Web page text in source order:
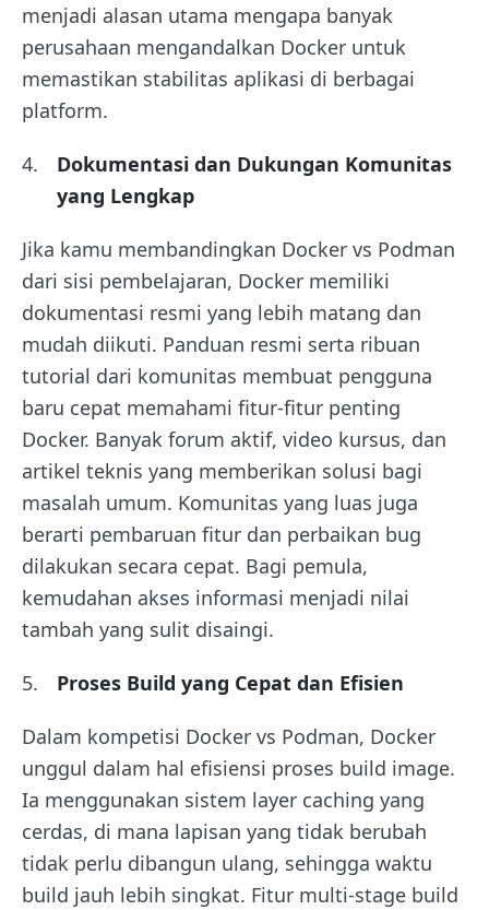
menjadi alasan utama mengapa banyak
perusahaan mengandalkan Docker untuk
memastikan stabilitas aplikasi di berbagai
platform.
Dokumentasi dan Dukungan Komunitas
yang Lengkap
Jika kamu membandingkan Docker vs Podman
dari sisi pembelajaran, Docker memiliki
dokumentasi resmi yang lebih matang dan
mudah diikuti. Panduan resmi serta ribuan
tutorial dari komunitas membuat pengguna
baru cepat memahami fitur-fitur penting
Docker. Banyak forum aktif, video kursus, dan
artikel teknis yang memberikan solusi bagi
masalah umum. Komunitas yang luas juga
berarti pembaruan fitur dan perbaikan bug
dilakukan secara cepat. Bagi pemula,
kemudahan akses informasi menjadi nilai
tambah yang sulit disaingi.
Proses Build yang Cepat dan Efisien
Dalam kompetisi Docker vs Podman, Docker
unggul dalam hal efisiensi proses build image.
Ia menggunakan sistem layer caching yang
cerdas, di mana lapisan yang tidak berubah
tidak perlu dibangun ulang, sehingga waktu
build jauh lebih singkat. Fitur multi-stage build